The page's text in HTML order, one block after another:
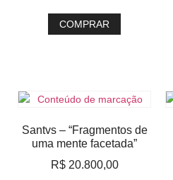
COMPRAR
Santvs – “Fragmentos de
uma mente facetada”
R$20.800,00